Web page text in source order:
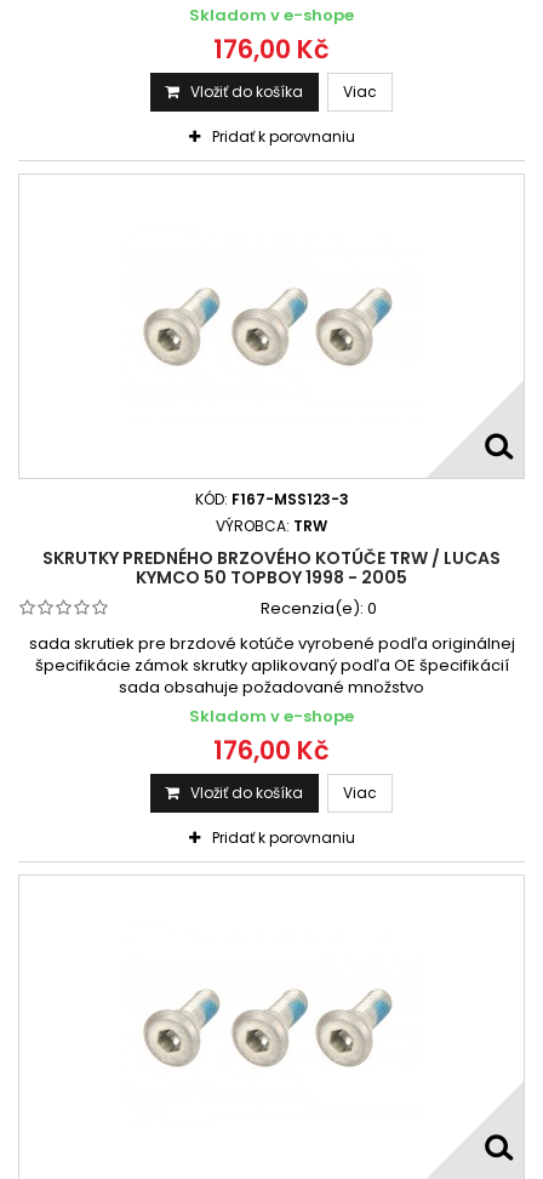
Skladom v e-shope
176,00 Kč
Vložiť do košíka Viac
Pridať k porovnaniu
KÓD: F167-MSS123-3
VÝROBCA: TRW
SKRUTKY PREDNÉHO BRZOVÉHO KOTÚČE TRW / LUCAS
KYMCO 50 TOPBOY 1998 - 2005
Recenzia(e): 0
sada skrutiek pre brzdové kotúče vyrobené podľa originálnej
špecifikácie zámok skrutky aplikovaný podľa OE špecifikácií
sada obsahuje požadované množstvo
Skladom v e-shope
176,00 Kč
Vložiť do košíka Viac
Pridať k porovnaniu